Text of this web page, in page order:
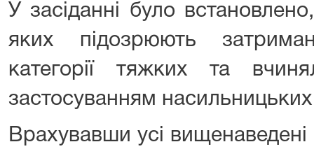
У засіданні було
яких підозрюють
категорії тяжких та
застосуванням насильницьких
Врахувавши усі